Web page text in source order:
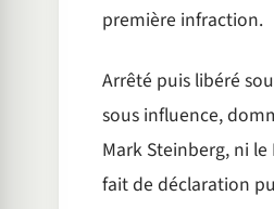
première infraction.
Arrêté puis libéré
sous influence,
Mark Steinberg, ni
fait de déclaration